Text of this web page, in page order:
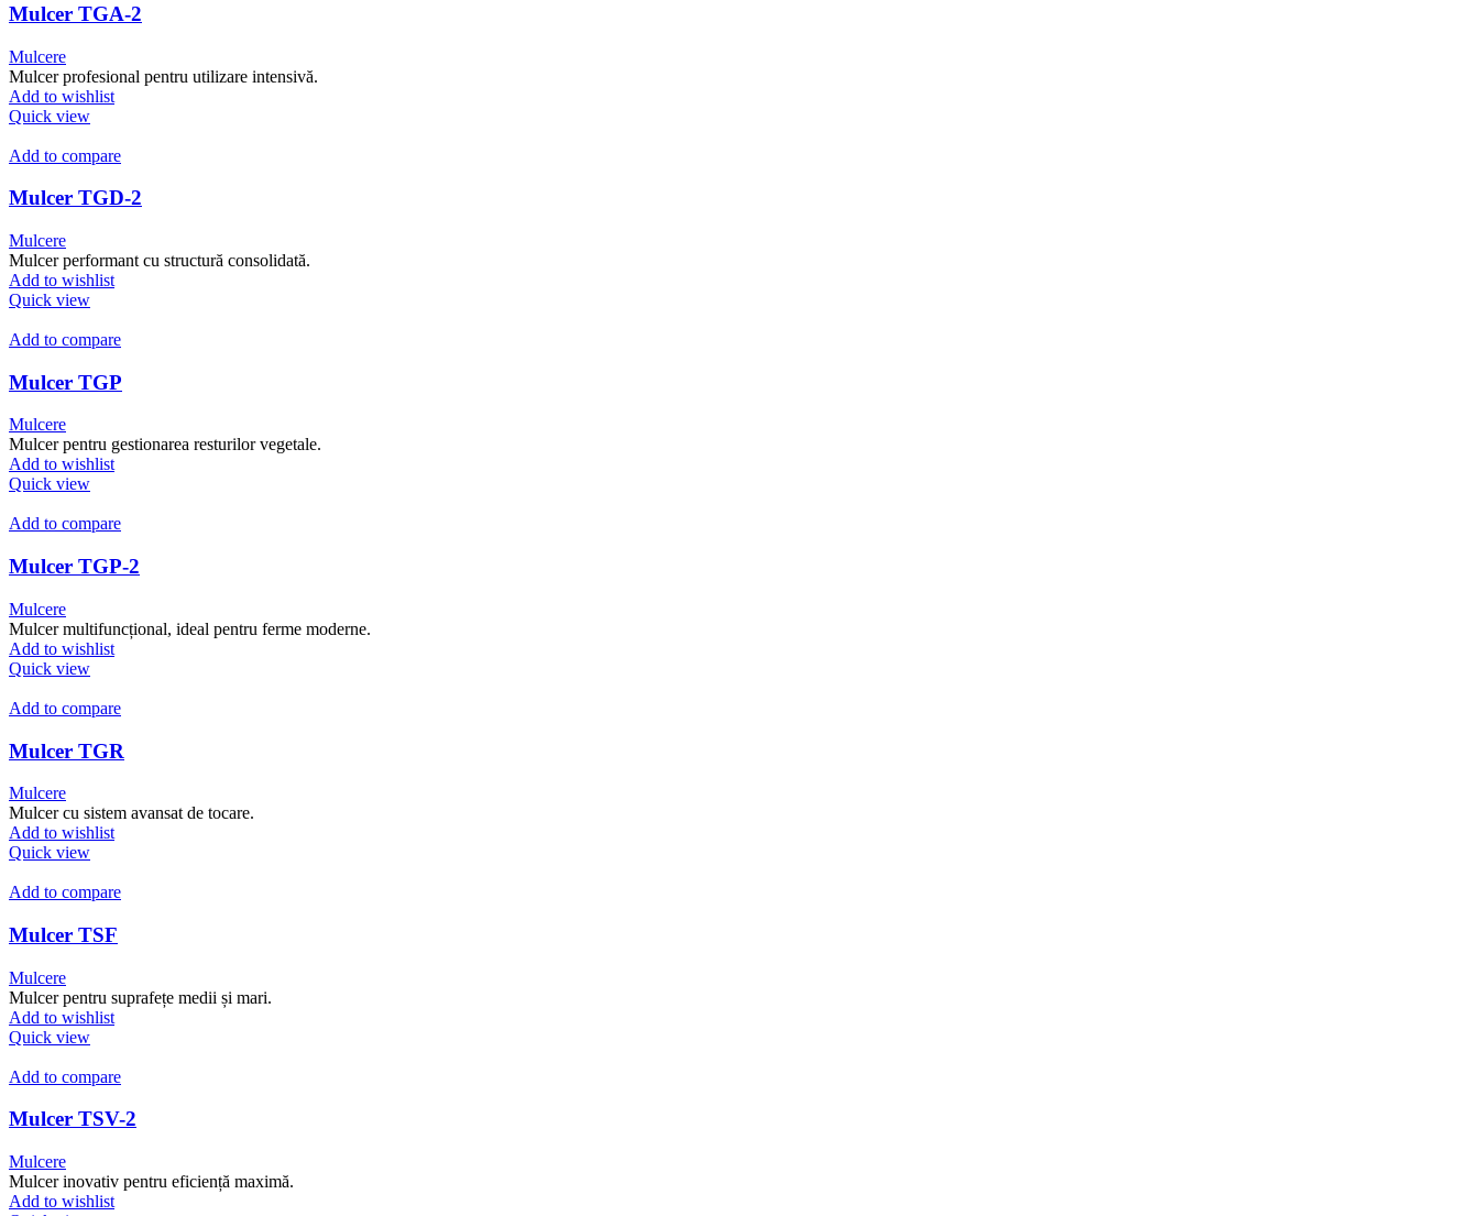
Mulcer TGA-2
Mulcere
Mulcer profesional pentru utilizare intensivă.
Add to wishlist
Quick view
Add to compare
Mulcer TGD-2
Mulcere
Mulcer performant cu structură consolidată.
Add to wishlist
Quick view
Add to compare
Mulcer TGP
Mulcere
Mulcer pentru gestionarea resturilor vegetale.
Add to wishlist
Quick view
Add to compare
Mulcer TGP-2
Mulcere
Mulcer multifuncțional, ideal pentru ferme moderne.
Add to wishlist
Quick view
Add to compare
Mulcer TGR
Mulcere
Mulcer cu sistem avansat de tocare.
Add to wishlist
Quick view
Add to compare
Mulcer TSF
Mulcere
Mulcer pentru suprafețe medii și mari.
Add to wishlist
Quick view
Add to compare
Mulcer TSV-2
Mulcere
Mulcer inovativ pentru eficiență maximă.
Add to wishlist